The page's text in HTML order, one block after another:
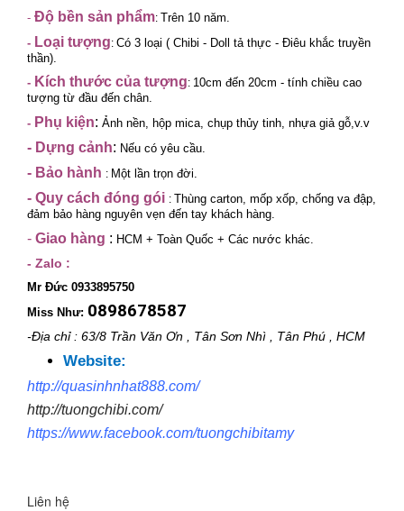
- Độ bền sản phẩm: Trên 10 năm.
- Loại tượng: Có 3 loại ( Chibi - Doll tả thực - Điêu khắc truyền
thần).
- Kích thước của tượng: 10cm đến 20cm - tính chiều cao
tượng từ đầu đến chân.
- Phụ kiện: Ảnh nền, hộp mica, chụp thủy tinh, nhựa giả gỗ,v.v
- Dựng cảnh: Nếu có yêu cầu.
- Bảo hành : Một lần trọn đời.
- Quy cách đóng gói : Thùng carton, mốp xốp, chống va đập,
đảm bảo hàng nguyên vẹn đến tay khách hàng.
- Giao hàng : HCM + Toàn Quốc + Các nước khác.
- Zalo :
Mr Đức 0933895750
Miss Như: 0898678587
-Địa chỉ : 63/8 Trần Văn Ơn , Tân Sơn Nhì , Tân Phú , HCM
Website:
http://quasinhnhat888.com/
http://tuongchibi.com/
https://www.facebook.com/tuongchibitamy
Liên hệ